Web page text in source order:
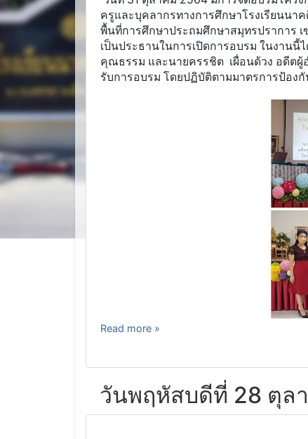
ครูและบุคลากรทางการศึกษาโรงเรียนน
พื้นที่การศึกษาประถมศึกษาสมุทรปราการ
เป็นประธานในการเปิดการอบรม ในงาน
คุณธรรม และนายครรชิต เผื่อนด้วง อดีตผู้
รับการอบรม โดยปฏิบัติตามมาตรการป้องกั
Read more »
วันพฤหัสบดีที่ 28 ตุล